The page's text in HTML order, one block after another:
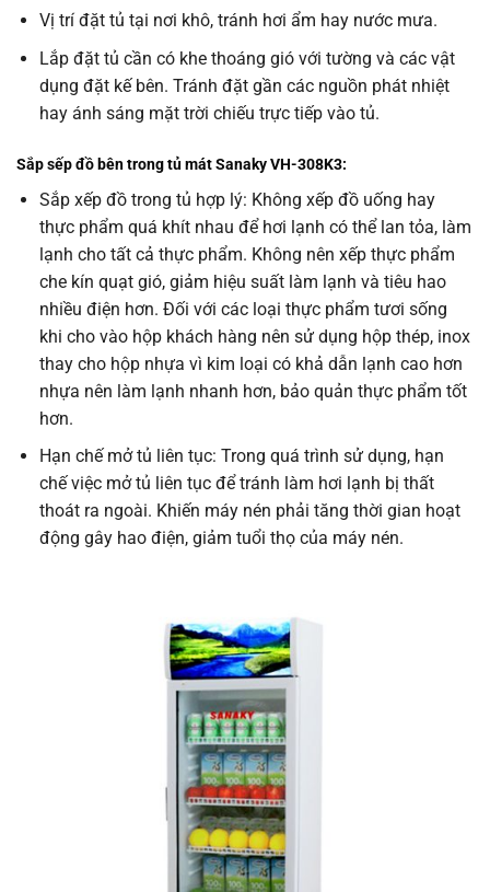
Vị trí đặt tủ tại nơi khô, tránh hơi ẩm hay nước mưa.
Lắp đặt tủ cần có khe thoáng gió với tường và các vật
dụng đặt kế bên. Tránh đặt gần các nguồn phát nhiệt
hay ánh sáng mặt trời chiếu trực tiếp vào tủ.
Sắp sếp đồ bên trong tủ mát Sanaky VH-308K3:
Sắp xếp đồ trong tủ hợp lý: Không xếp đồ uống hay
thực phẩm quá khít nhau để hơi lạnh có thể lan tỏa, làm
lạnh cho tất cả thực phẩm. Không nên xếp thực phẩm
che kín quạt gió, giảm hiệu suất làm lạnh và tiêu hao
nhiều điện hơn. Đối với các loại thực phẩm tươi sống
khi cho vào hộp khách hàng nên sử dụng hộp thép, inox
thay cho hộp nhựa vì kim loại có khả dẫn lạnh cao hơn
nhựa nên làm lạnh nhanh hơn, bảo quản thực phẩm tốt
hơn.
Hạn chế mở tủ liên tục: Trong quá trình sử dụng, hạn
chế việc mở tủ liên tục để tránh làm hơi lạnh bị thất
thoát ra ngoài. Khiến máy nén phải tăng thời gian hoạt
động gây hao điện, giảm tuổi thọ của máy nén.